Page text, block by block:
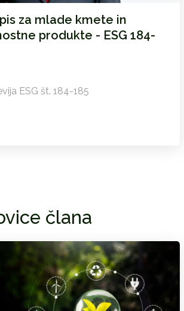
za mlade kmete in
produkte - ESG 184-
ESG št. 184-185
člana